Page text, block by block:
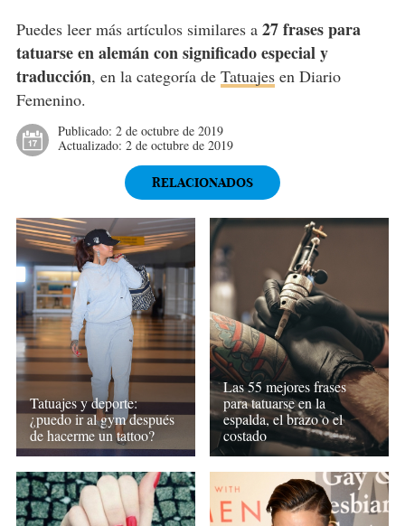
Puedes leer más artículos similares a 27 frases para
tatuarse en alemán con significado especial y
traducción, en la categoría de Tatuajesen Diario
Femenino.
Publicado: 2 de octubre de 2019
Actualizado: 2 de octubre de 2019
RELACIONADOS
Tatuajes y deporte:
¿puedo ir al gym después
de hacerme un tattoo?
Las 55 mejores frases
para tatuarse en la
espalda, el brazo o el
costado